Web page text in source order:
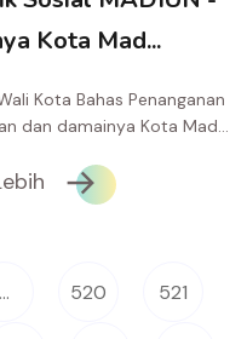
Kota Mad...
Kota Bahas Penanganan
dan damainya Kota Mad...
... 520 521